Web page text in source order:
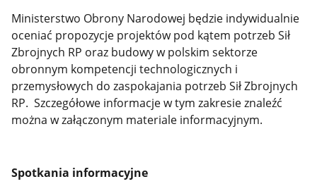
Ministerstwo Obrony Narodowej będzie indywidualnie
oceniać propozycje projektów pod kątem potrzeb Sił
Zbrojnych RP oraz budowy w polskim sektorze
obronnym kompetencji technologicznych i
przemysłowych do zaspokajania potrzeb Sił Zbrojnych
RP. Szczegółowe informacje w tym zakresie znaleźć
można w załączonym materiale informacyjnym.
Spotkania informacyjne